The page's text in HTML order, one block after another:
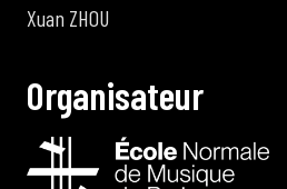
Xuan ZHOU
Organisateur